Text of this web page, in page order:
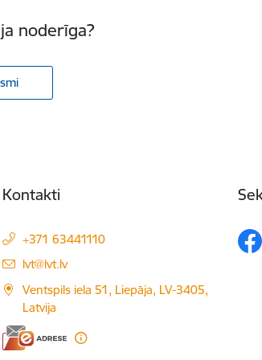
noderīga?
Kontakti
+371 63441110
E-pasts:
lvt@lvt.lv
Ventspils iela 51, Liepāja, LV-3405,
Latvija